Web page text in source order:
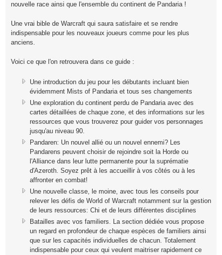
nouvelle race ainsi que l'ensemble du continent de Pandaria !
Une vrai bible de Warcraft qui saura satisfaire et se rendre
indispensable pour les nouveaux joueurs comme pour les plus
anciens.
Voici ce que l'on retrouvera dans ce guide :
Une introduction du jeu pour les débutants incluant bien
évidemment Mists of Pandaria et tous ses changements
Une exploration du continent perdu de Pandaria avec des
cartes détaillées de chaque zone, et des informations sur les
ressources que vous trouverez pour guider vos personnages
jusqu'au niveau 90.
Pandaren: Un nouvel allié ou un nouvel ennemi? Les
Pandarens peuvent choisir de rejoindre soit la Horde ou
l'Alliance dans leur lutte permanente pour la suprématie
d'Azeroth. Soyez prêt à les accueillir à vos côtés ou à les
affronter en combat!
Une nouvelle classe, le moine, avec tous les conseils pour
relever les défis de World of Warcraft notamment sur la gestion
de leurs ressources: Chi et de leurs différentes disciplines
Batailles avec vos familiers. La section dédiée vous propose
un regard en profondeur de chaque espèces de familiers ainsi
que sur les capacités individuelles de chacun. Totalement
indispensable pour ceux qui veulent maitriser rapidement ce